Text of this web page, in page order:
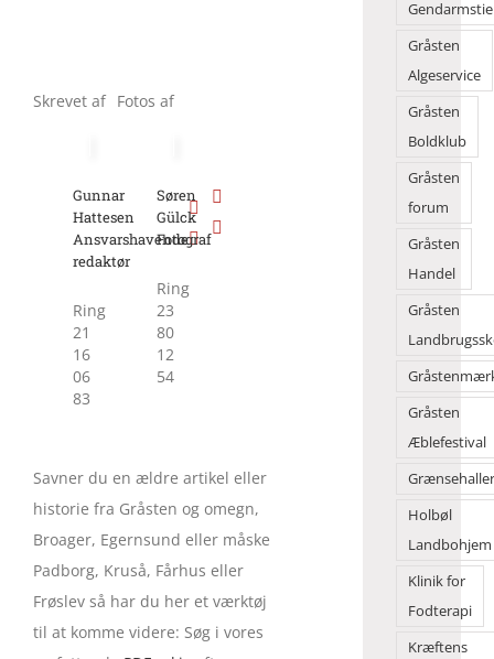
Skrevet af
Gunnar
Hattesen
Ansvarshavende
redaktør
Ring
21
16
06
83
Fotos af
Søren
Gülck
Fotograf
Ring
23
80
12
54
Savner du en ældre artikel eller
historie fra Gråsten og omegn,
Broager, Egernsund eller måske
Padborg, Kruså, Fårhus eller
Frøslev så har du her et værktøj
til at komme videre: Søg i vores
Gråsten
Algeservice
Gråsten
Boldklub
Gråsten
forum
Gråsten
Handel
Gråsten
Gråsten
Æblefestival
Holbøl
Landbohjem
Klinik for
Fodterapi
Kræftens